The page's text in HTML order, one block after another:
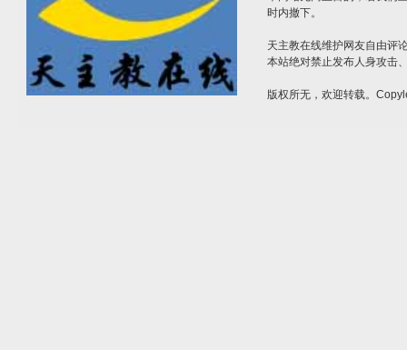
时内撤下。
天主教在线维护网友自由评
本站绝对禁止发布人身攻击
版权所无，欢迎转载。